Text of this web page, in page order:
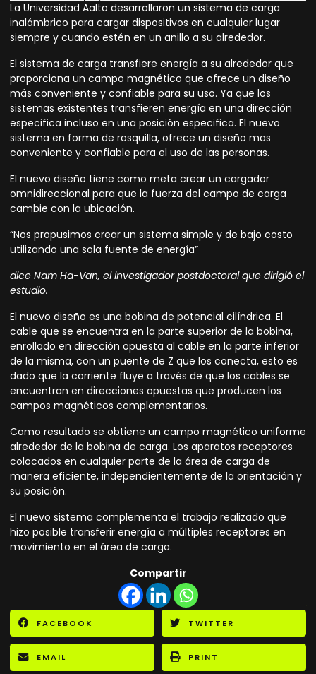
La Universidad Aalto desarrollaron un sistema de carga
inalámbrico para cargar dispositivos en cualquier lugar
siempre y cuando estén en un anillo a su alrededor.
El sistema de carga transfiere energía a su alrededor que
proporciona un campo magnético que ofrece un diseño
más conveniente y confiable para su uso. Ya que los
sistemas existentes transfieren energía en una dirección
especifica incluso en una posición especifica. El nuevo
sistema en forma de rosquilla, ofrece un diseño mas
conveniente y confiable para el uso de las personas.
El nuevo diseño tiene como meta crear un cargador
omnidireccional para que la fuerza del campo de carga
cambie con la ubicación.
“Nos propusimos crear un sistema simple y de bajo costo
utilizando una sola fuente de energía”
dice Nam Ha-Van, el investigador postdoctoral que dirigió el
estudio.
El nuevo diseño es una bobina de potencial cilíndrica. El
cable que se encuentra en la parte superior de la bobina,
enrollado en dirección opuesta al cable en la parte inferior
de la misma, con un puente de Z que los conecta, esto es
dado que la corriente fluye a través de que los cables se
encuentran en direcciones opuestas que producen los
campos magnéticos complementarios.
Como resultado se obtiene un campo magnético uniforme
alrededor de la bobina de carga. Los aparatos receptores
colocados en cualquier parte de la área de carga de
manera eficiente, independientemente de la orientación y
su posición.
El nuevo sistema complementa el trabajo realizado que
hizo posible transferir energía a múltiples receptores en
movimiento en el área de carga.
Compartir
FACEBOOK TWITTER
EMAIL PRINT